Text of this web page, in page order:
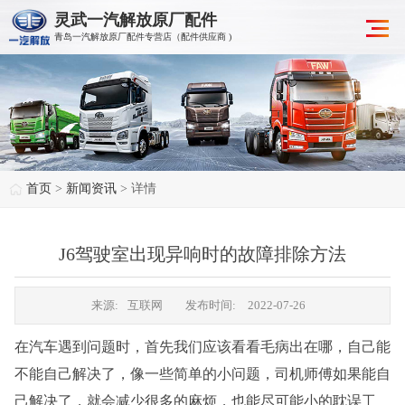
灵武一汽解放原厂配件
青岛一汽解放原厂配件专营店（配件供应商 )
首页 > 新闻资讯 > 详情
J6驾驶室出现异响时的故障排除方法
来源: 互联网 发布时间: 2022-07-26
在汽车遇到问题时，首先我们应该看看毛病出在哪，自己能
不能自己解决了，像一些简单的小问题，司机师傅如果能自
己解决了，就会减少很多的麻烦，也能尽可能小的耽误工